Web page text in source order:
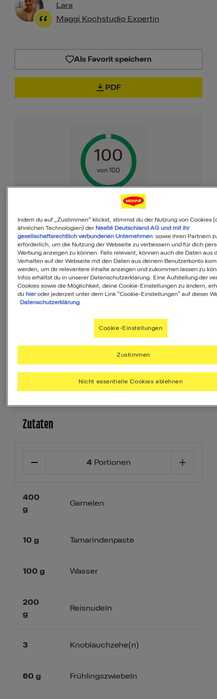
Lara
Maggi Kochstudio Expertin
Als Favorit speichern
PDF
100
von 100
Ist diese Mahlzeit
ausgewogen?
MyMenuIQ hilft Dir, deinen Körper mit
allen Nährstoffen zu versorgen, die Du
täglich brauchst.
Dessert Beilage
Zutaten
4Portionen
400
g
10 g
100 g
200
g
3
60 g
Garnelen
Tamarindenpaste
Wasser
Reisnudeln
Knoblauchzehe(n)
Frühlingszwiebeln
Indem du auf „Zustimmen“ klickst, stimmst du der Nutzung von Cookies
ähnlichen Technologien) der Nestlé Deutschland AG und mit ihr
gesellschaftsrechtlich verbundenen Unternehmensowie ihren Partnern
erforderlich, um die Nutzung der Webseite zu verbessern und für dich
Werbung anzeigen zu können. Falls relevant, können auch die Daten aus
Verhalten auf der Webseite mit den Daten aus deinem Benutzerkonto
werden, um dir relevantere Inhalte anzeigen und zukommen lassen zu
Infos erhältst du in unserer Datenschutzerklärung. Eine Aufstellung der
Cookies sowie die Möglichkeit, deine Cookie-Einstellungen zu ändern,
du hieroder jederzeit unter dem Link "Cookie-Einstellungen" auf dieser
Datenschutzerklärung
Cookie-Einstellungen
Nicht essentielle Cookies ablehnen
Zustimmen